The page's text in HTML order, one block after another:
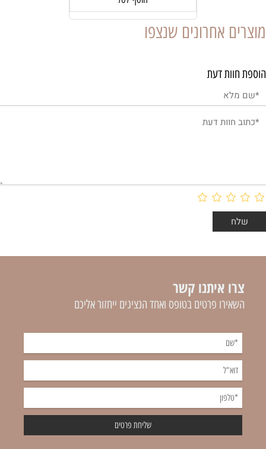
מוצרים אחרונים שנצפו
הוספת חוות דעת
צרו איתנו קשר
השאירו פרטים בטופס ואחד הנציגים ייחזור אליכם